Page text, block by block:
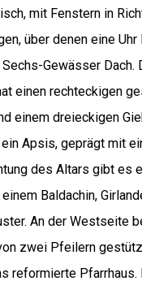
mit Fenstern in
über denen eine Uhr
Gewässer Dach.
einen rechteckigen
einem dreieckigen
ein Apsis, geprägt mit
des Altars gibt es
Baldachin,
An der Westseite
zwei Pfeilern
reformierte